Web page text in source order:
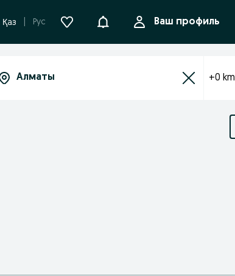
Қаз Рус УведомленияВаш профиль
+0 km